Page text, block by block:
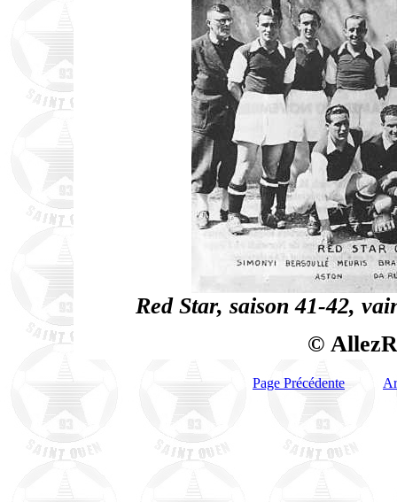
Red Star, saison 41-42,
©
Page Précédente